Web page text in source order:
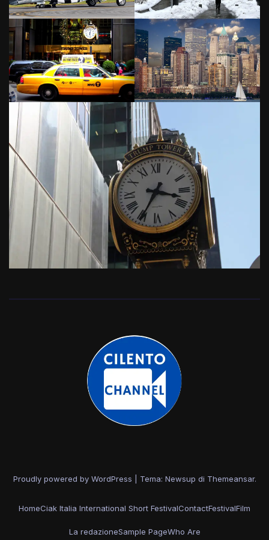
Proudly powered by WordPress Tema: Newsup di Themeansar.
HomeCiak Italia International Short FestivalContactFestivalFilm
La redazioneSample PageWho Are